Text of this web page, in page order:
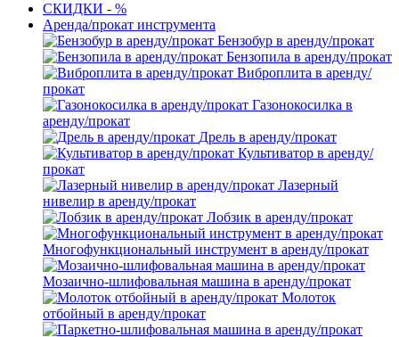
СКИДКИ - %
Аренда/прокат инструмента
Бензобур в аренду/прокат
Бензопила в аренду/прокат
Виброплита в аренду/
прокат
Газонокосилка в
аренду/прокат
Дрель в аренду/прокат
Культиватор в аренду/
прокат
Лазерный
нивелир в аренду/прокат
Лобзик в аренду/прокат
Многофункциональный инструмент в аренду/прокат
Мозаично-шлифовальная машина в аренду/прокат
Молоток
отбойный в аренду/прокат